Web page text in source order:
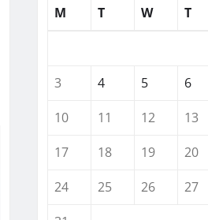
M
T W T
3
4 5 6
10
11 12 13
17
18 19 20
24
25 26 27